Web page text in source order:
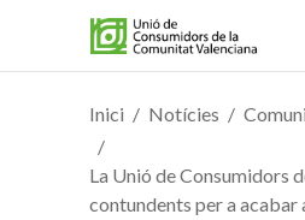
Inici Notícies
La Unió de Consumidors
contundents per a acabar